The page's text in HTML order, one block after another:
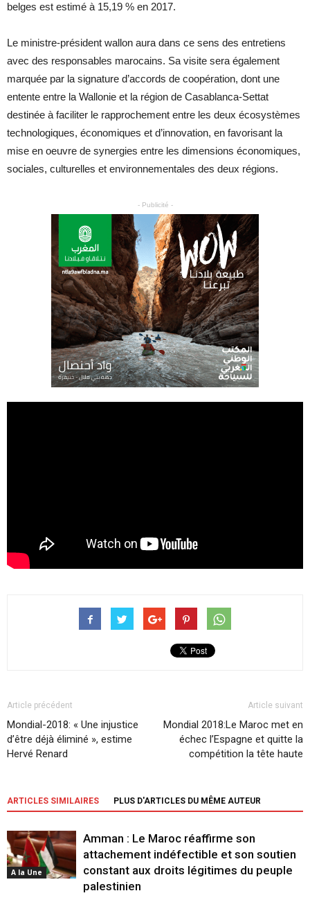
belges est estimé à 15,19 % en 2017.
Le ministre-président wallon aura dans ce sens des entretiens
avec des responsables marocains. Sa visite sera également
marquée par la signature d’accords de coopération, dont une
entente entre la Wallonie et la région de Casablanca-Settat
destinée à faciliter le rapprochement entre les deux écosystèmes
technologiques, économiques et d’innovation, en favorisant la
mise en oeuvre de synergies entre les dimensions économiques,
sociales, culturelles et environnementales des deux régions.
- Publicité -
Article précédent
Mondial-2018: « Une injustice
d’être déjà éliminé », estime
Hervé Renard
Article suivant
Mondial 2018:Le Maroc met en
échec l’Espagne et quitte la
compétition la tête haute
ARTICLES SIMILAIRES PLUS D'ARTICLES DU MÊME AUTEUR
A la Une
Amman : Le Maroc réaffirme son
attachement indéfectible et son soutien
constant aux droits légitimes du peuple
palestinien